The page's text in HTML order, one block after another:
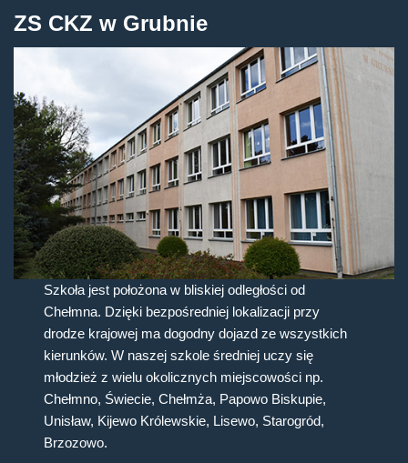
ZS CKZ w Grubnie
Szkoła jest położona w bliskiej odległości od
Chełmna. Dzięki bezpośredniej lokalizacji przy
drodze krajowej ma dogodny dojazd ze wszystkich
kierunków. W naszej szkole średniej uczy się
młodzież z wielu okolicznych miejscowości np.
Chełmno, Świecie, Chełmża, Papowo Biskupie,
Unisław, Kijewo Królewskie, Lisewo, Starogród,
Brzozowo.